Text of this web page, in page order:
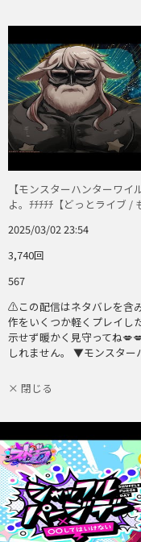
【モンスターハンターワ
よ。ﾁﾁﾁﾁﾁ【どっとライブ
2025/03/02 23:54
3,740回
567
⚠️この配信はネタバレを含
作をいくつか軽くプレイし
示せず暖かく見守ってね
しれません。 ▼モンスタ
× 閉じる